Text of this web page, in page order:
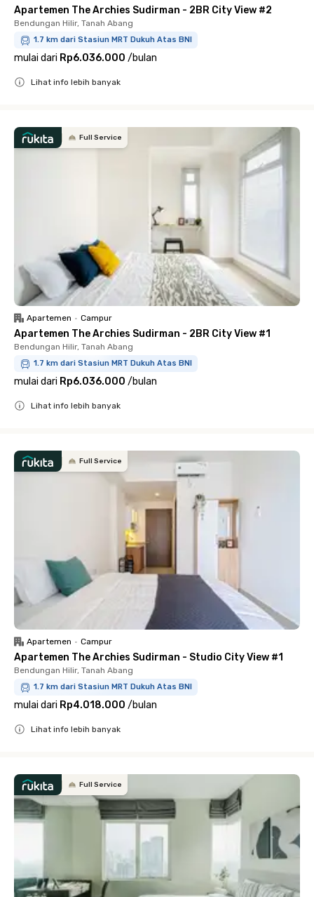
Apartemen The Archies Sudirman - 2BR City View #2
Bendungan Hilir, Tanah Abang
1.7 km dari Stasiun MRT Dukuh Atas BNI
mulai dari Rp6.036.000 /bulan
Lihat info lebih banyak
Full Service
Apartemen • Campur
Apartemen The Archies Sudirman - 2BR City View #1
Bendungan Hilir, Tanah Abang
1.7 km dari Stasiun MRT Dukuh Atas BNI
mulai dari Rp6.036.000 /bulan
Lihat info lebih banyak
Full Service
Apartemen • Campur
Apartemen The Archies Sudirman - Studio City View #1
Bendungan Hilir, Tanah Abang
1.7 km dari Stasiun MRT Dukuh Atas BNI
mulai dari Rp4.018.000 /bulan
Lihat info lebih banyak
Full Service